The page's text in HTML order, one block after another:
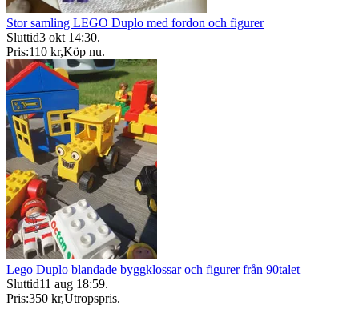
Stor samling LEGO Duplo med fordon och figurer
Sluttid3 okt 14:30.
Pris:110 kr,Köp nu.
Lego Duplo blandade byggklossar och figurer från 90talet
Sluttid11 aug 18:59.
Pris:350 kr,Utropspris.